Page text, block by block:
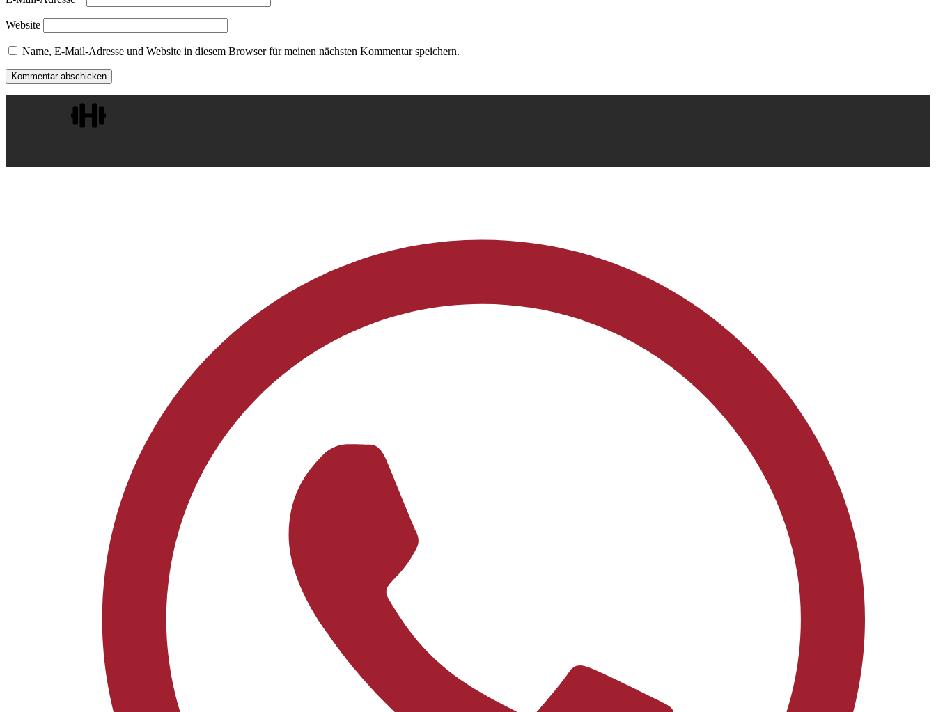
Website
Name, E-Mail-Adresse und Website in diesem Browser für meinen nächsten Kommentar speichern.